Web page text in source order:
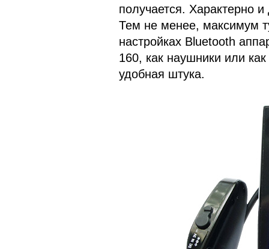
получается. Характерно
Тем не менее, максимум
настройках Bluetooth
160, как наушники или
удобная штука.